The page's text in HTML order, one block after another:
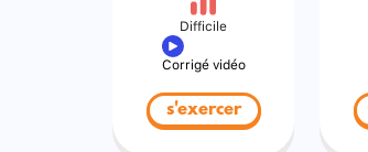
Difficile
Corrigé vidéo
s'exercer